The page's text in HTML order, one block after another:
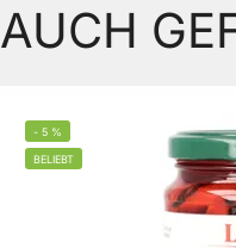
AUCH
- 5 %
BELIEBT